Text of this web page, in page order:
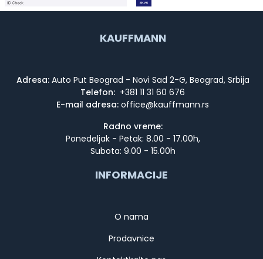
KAUFFMANN
Adresa:Auto Put Beograd - Novi Sad 2-G, Beograd, Srbija
Telefon: +381 11 31 60 676
E-mail adresa:
Radno vreme:
Ponedeljak - Petak: 8.00 - 17.00h,
Subota: 9.00 - 15.00h
INFORMACIJE
O nama
Prodavnice